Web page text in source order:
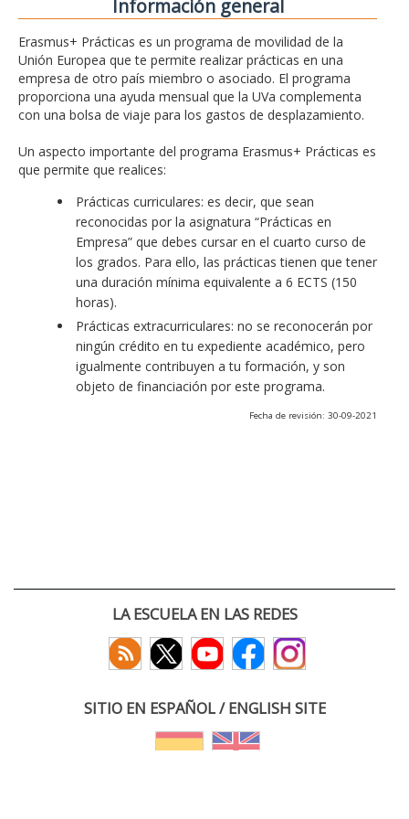
Información general
Erasmus+ Prácticas es un programa de movilidad de la
Unión Europea que te permite realizar prácticas en una
empresa de otro país miembro o asociado. El programa
proporciona una ayuda mensual que la UVa complementa
con una bolsa de viaje para los gastos de desplazamiento.
Un aspecto importante del programa Erasmus+ Prácticas es
que permite que realices:
Prácticas curriculares: es decir, que sean
reconocidas por la asignatura “Prácticas en
Empresa” que debes cursar en el cuarto curso de
los grados. Para ello, las prácticas tienen que tener
una duración mínima equivalente a 6 ECTS (150
horas).
Prácticas extracurriculares: no se reconocerán por
ningún crédito en tu expediente académico, pero
igualmente contribuyen a tu formación, y son
objeto de financiación por este programa.
Fecha de revisión: 30-09-2021
LA ESCUELA EN LAS REDES
SITIO EN ESPAÑOL / ENGLISH SITE